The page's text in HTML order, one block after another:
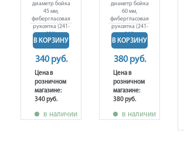
диаметр бойка
45 мм,
фибергласовая
рукоятка (241-
031)
В КОРЗИНУ
340 руб.
Цена в
розничном
магазине:
340 руб.
в наличии
диаметр бойка
60 мм,
фибергласовая
рукоятка (241-
048)
В КОРЗИНУ
380 руб.
Цена в
розничном
магазине:
380 руб.
в наличии